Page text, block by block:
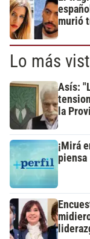
murió
Lo más
Asís:
la
¡Mirá
piensa